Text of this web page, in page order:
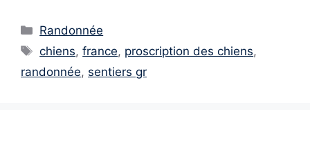
Catégories
Randonnée
Étiquettes
chiens,france, proscription des chiens,
randonnée, sentiers gr